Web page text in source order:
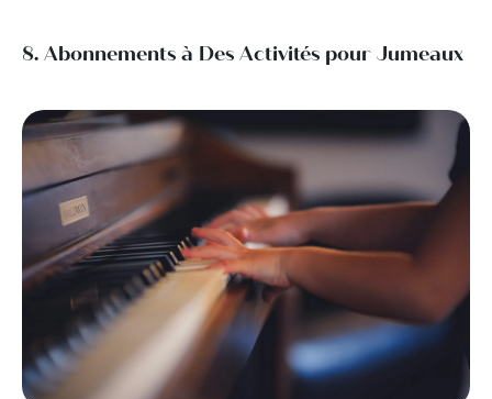
8. Abonnements à Des Activités pour Jumeaux